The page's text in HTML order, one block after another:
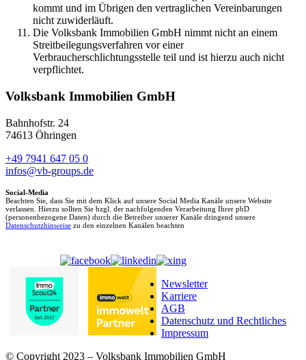
kommt und im Übrigen den vertraglichen Vereinbarungen
nicht zuwiderläuft.
Die Volksbank Immobilien GmbH nimmt nicht an einem
Streitbeilegungsverfahren vor einer
Verbraucherschlichtungsstelle teil und ist hierzu auch nicht
verpflichtet.
Volksbank Immobilien GmbH
Bahnhofstr. 24
74613 Öhringen
+49 7941 647 05 0
infos@vb-groups.de
Social-Media
Beachten Sie, dass Sie mit dem Klick auf unsere Social Media Kanäle unsere Website
verlassen. Hierzu sollten Sie bzgl. der nachfolgenden Verarbeitung Ihrer pbD
(personenbezogene Daten) durch die Betreiber unserer Kanäle dringend unsere
Datenschutzhinweise zu den einzelnen Kanälen beachten
Newsletter
Karriere
AGB
Datenschutz und Rechtliches
Impressum
© Copyright 2023 – Volksbank Immobilien GmbH